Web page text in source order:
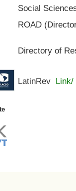
Social
ROAD
Directory of
LatinRev Link/